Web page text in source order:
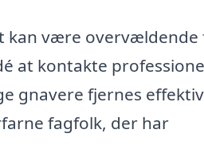
kan være overvældende
at kontakte
gnavere fjernes
fagfolk, der har